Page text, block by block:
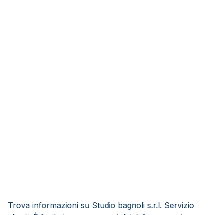
Trova informazioni su Studio bagnoli s.r.l. Servizio